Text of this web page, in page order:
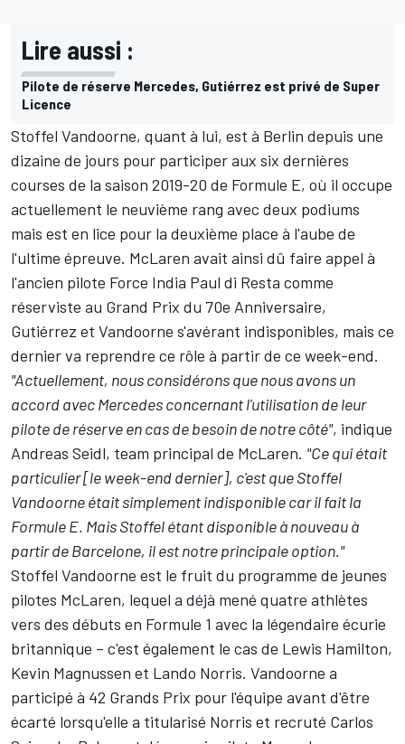
Lire aussi :
Pilote de réserve Mercedes, Gutiérrez est privé de Super
Licence
Stoffel Vandoorne, quant à lui, est à Berlin depuis une
dizaine de jours pour participer aux six dernières
courses de la saison 2019-20 de Formule E, où il occupe
actuellement le neuvième rang avec deux podiums
mais est en lice pour la deuxième place à l'aube de
l'ultime épreuve. McLaren avait ainsi dû faire appel à
l'ancien pilote Force India Paul di Resta comme
réserviste au Grand Prix du 70e Anniversaire,
Gutiérrez et Vandoorne s'avérant indisponibles, mais ce
dernier va reprendre ce rôle à partir de ce week-end.
"Actuellement, nous considérons que nous avons un
accord avec Mercedes concernant l'utilisation de leur
pilote de réserve en cas de besoin de notre côté", indique
Andreas Seidl, team principal de McLaren. "Ce qui était
particulier [le week-end dernier], c'est que Stoffel
Vandoorne était simplement indisponible car il fait la
Formule E. Mais Stoffel étant disponible à nouveau à
partir de Barcelone, il est notre principale option."
Stoffel Vandoorne est le fruit du programme de jeunes
pilotes McLaren, lequel a déjà mené quatre athlètes
vers des débuts en Formule 1 avec la légendaire écurie
britannique – c'est également le cas de Lewis Hamilton,
Kevin Magnussen et Lando Norris. Vandoorne a
participé à 42 Grands Prix pour l'équipe avant d'être
écarté lorsqu'elle a titularisé Norris et recruté Carlos